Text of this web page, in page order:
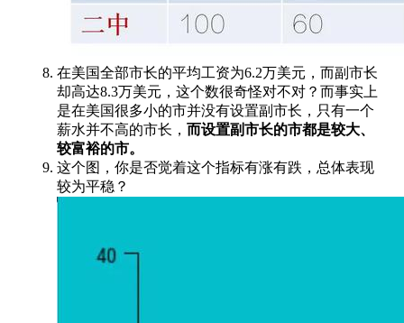
在美国全部市长的平均工资为6.2万美元，而副市长
却高达8.3万美元，这个数很奇怪对不对？而事实上
是在美国很多小的市并没有设置副市长，只有一个
薪水并不高的市长， 而设置副市长的市都是较大、
较富裕的市。
这个图，你是否觉着这个指标有涨有跌，总体表现
较为平稳？